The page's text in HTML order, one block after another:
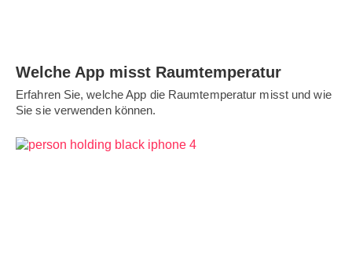
Welche App misst Raumtemperatur
Erfahren Sie, welche App die Raumtemperatur misst und wie
Sie sie verwenden können.